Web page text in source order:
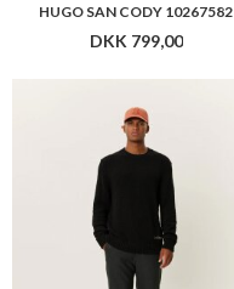
HUGO SAN CODY 10267582
DKK 799,00